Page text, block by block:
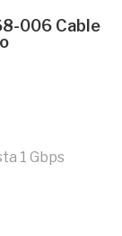
006 Cable
1 Gbps